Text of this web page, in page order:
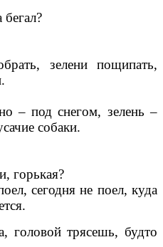
зелени пощипать,
– под снегом, зелень –
собаки.
горькая?
сегодня не поел, куда
головой трясешь, будто